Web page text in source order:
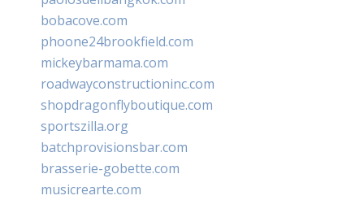
bobacove.com
phoone24brookfield.com
mickeybarmama.com
roadwayconstructioninc.com
shopdragonflyboutique.com
sportszilla.org
batchprovisionsbar.com
brasserie-gobette.com
musicrearte.com